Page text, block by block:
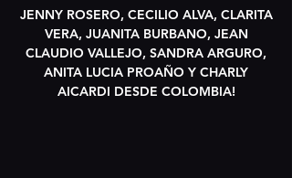
JENNY ROSERO, CECILIO ALVA, CLARITA
VERA, JUANITA BURBANO, JEAN
CLAUDIO VALLEJO, SANDRA ARGURO,
ANITA LUCIA PROAÑO Y CHARLY
AICARDI DESDE COLOMBIA!